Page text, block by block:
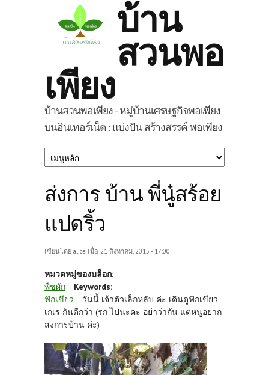
บ้าน
สวนพอ
เพียง
บ้านสวนพอเพียง - หมู่บ้านเศรษฐกิจพอเพียง
บนอินเทอร์เน็ต : แบ่งปัน สร้างสรรค์ พอเพียง
ส่งการ บ้าน พี่นู๋สร้อย
แปดริ้ว
เขียนโดย alice เมื่อ 21 สิงหาคม, 2015 - 17:00
หมวดหมู่ของบล็อก:
พืชผัก
Keywords:
ฟักเขียว
วันนี้ เจ้าตัวเล็กหลับ ค่ะ เดินดูฟักเขียว
เกเร กันดีกว่า (รก ไปนะคะ อย่าว่ากัน แต่หนูอยาก
ส่งการบ้าน ค่ะ)